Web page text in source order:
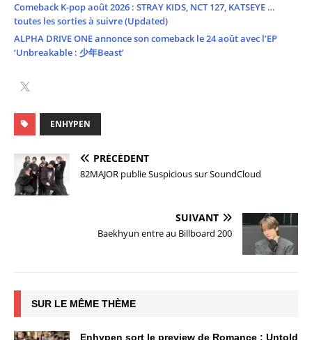
Comeback K-pop août 2026 : STRAY KIDS, NCT 127, KATSEYE …
toutes les sorties à suivre (Updated)
ALPHA DRIVE ONE annonce son comeback le 24 août avec l’EP
‘Unbreakable : 少年Beast’
ENHYPEN
PRÉCÉDENT
82MAJOR publie Suspicious sur SoundCloud
SUIVANT
Baekhyun entre au Billboard 200
SUR LE MÊME THÈME
Enhypen sort le preview de Romance : Untold